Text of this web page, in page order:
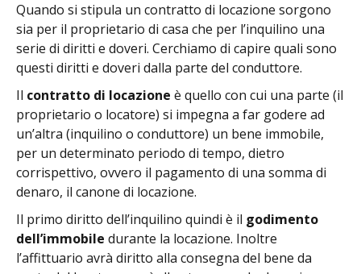
Quando si stipula un contratto di locazione sorgono
sia per il proprietario di casa che per l’inquilino una
serie di diritti e doveri. Cerchiamo di capire quali sono
questi diritti e doveri dalla parte del conduttore.
Il contratto di locazione è quello con cui una parte (il
proprietario o locatore) si impegna a far godere ad
un’altra (inquilino o conduttore) un bene immobile,
per un determinato periodo di tempo, dietro
corrispettivo, ovvero il pagamento di una somma di
denaro, il canone di locazione.
Il primo diritto dell’inquilino quindi è il godimento
dell’immobile durante la locazione. Inoltre
l’affittuario avrà diritto alla consegna del bene da